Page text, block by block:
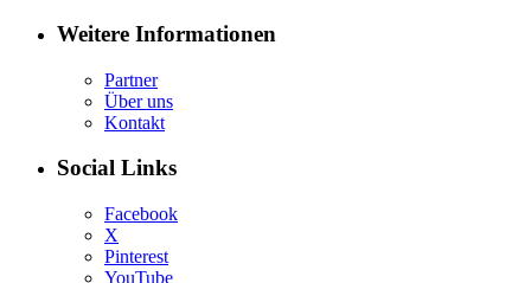
Weitere Informationen
Partner
Über uns
Kontakt
Social Links
Facebook
X
Pinterest
YouTube